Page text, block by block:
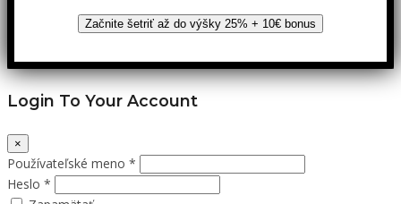
Začnite šetriť až do výšky 25% + 10€ bonus
Login To Your Account
×
Používateľské meno *
Heslo *